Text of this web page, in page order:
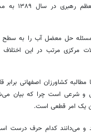
است که
حل معضل آب را به سطح
مرکزی مرتب در این
کشاورزان اصفهانی برابر
و شرعی است چرا که بیان
یک امر قطعی است.
و می‌دانند کدام حرف